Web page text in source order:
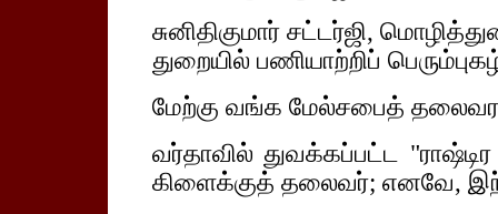
சுனிதிகுமார் சட்டர்ஜி,
துறையில் பணியாற்றிப்
மேற்கு வங்க மேல்சபைத்
வர்தாவில் துவக்கப்பட்ட
கிளைக்குத் தலைவர்; எனவே,